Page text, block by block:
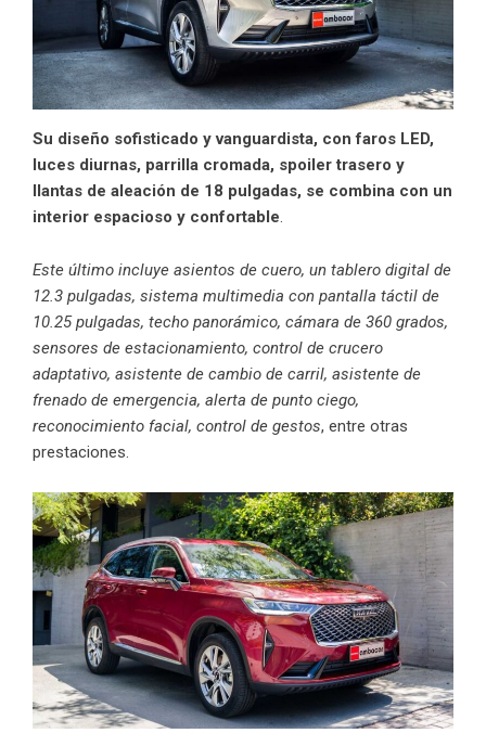
Su diseño sofisticado y vanguardista, con faros LED,
luces diurnas, parrilla cromada, spoiler trasero y
llantas de aleación de 18 pulgadas, se combina con un
interior espacioso y confortable
Este último incluye asientos de cuero, un tablero digital de
12.3 pulgadas, sistema multimedia con pantalla táctil de
10.25 pulgadas, techo panorámico, cámara de 360 grados,
sensores de estacionamiento, control de crucero
adaptativo, asistente de cambio de carril, asistente de
frenado de emergencia, alerta de punto ciego,
reconocimiento facial, control de gestos, entre otras
prestaciones.